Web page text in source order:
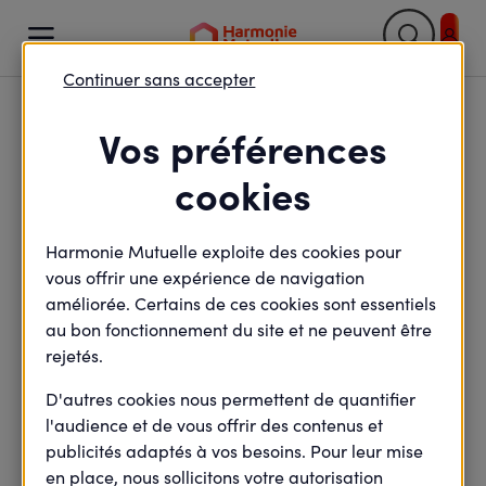

Comment conjuguer les
défis du changement
climatique et les enjeux
de santé des salariés ?
minute(s) de lecture
min de lecture
Mis à jour le27 septembre 2022
Vos préférences
cookies
Harmonie Mutuelle exploite des cookies pour
vous offrir une expérience de navigation
améliorée. Certains de ces cookies sont essentiels
au bon fonctionnement du site et ne peuvent être
rejetés.
D'autres cookies nous permettent de quantifier
l'audience et de vous offrir des contenus et
publicités adaptés à vos besoins. Pour leur mise
en place, nous sollicitons votre autorisation
Continuer sans accepter